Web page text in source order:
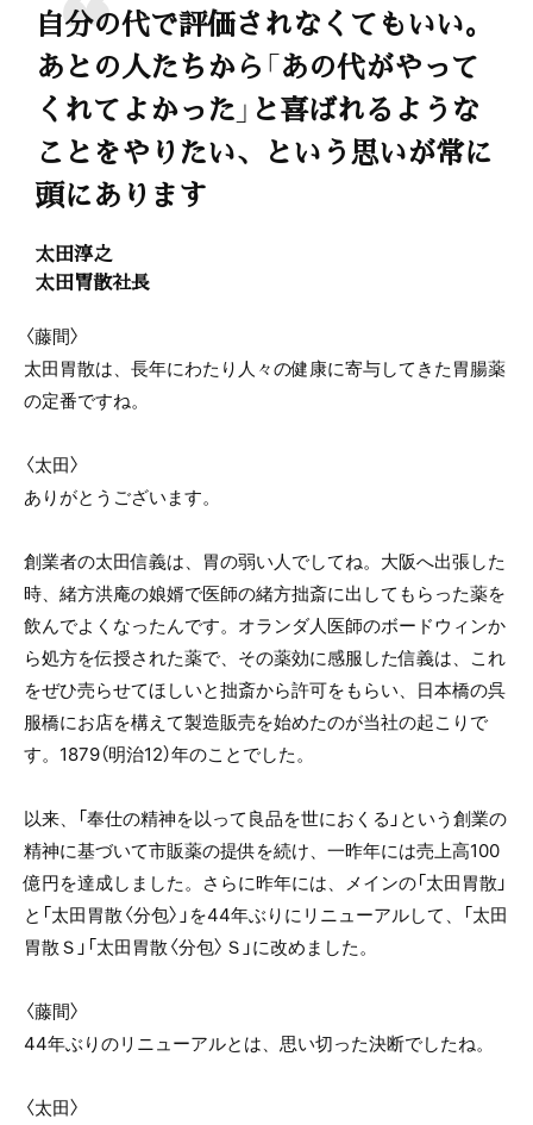
自分の代で評価されなくてもいい。
あとの人たちから「あの代がやって
くれてよかった」と喜ばれるような
ことをやりたい、という思いが常に
頭にあります
太田淳之
太田胃散社長
〈藤間〉
太田胃散は、長年にわたり人々の健康に寄与してきた胃腸薬
の定番ですね。
〈太田〉
ありがとうございます。
創業者の太田信義は、胃の弱い人でしてね。大阪へ出張した
時、緒方洪庵の娘婿で医師の緒方拙斎に出してもらった薬を
飲んでよくなったんです。オランダ人医師のボードウィンか
ら処方を伝授された薬で、その薬効に感服した信義は、これ
をぜひ売らせてほしいと拙斎から許可をもらい、日本橋の呉
服橋にお店を構えて製造販売を始めたのが当社の起こりで
す。1879（明治12）年のことでした。
以来、「奉仕の精神を以って良品を世におくる」という創業の
精神に基づいて市販薬の提供を続け、一昨年には売上高100
億円を達成しました。さらに昨年には、メインの「太田胃散」
と「太田胃散〈分包〉」を44年ぶりにリニューアルして、「太田
胃散Ｓ」「太田胃散〈分包〉Ｓ」に改めました。
〈藤間〉
44年ぶりのリニューアルとは、思い切った決断でしたね。
〈太田〉